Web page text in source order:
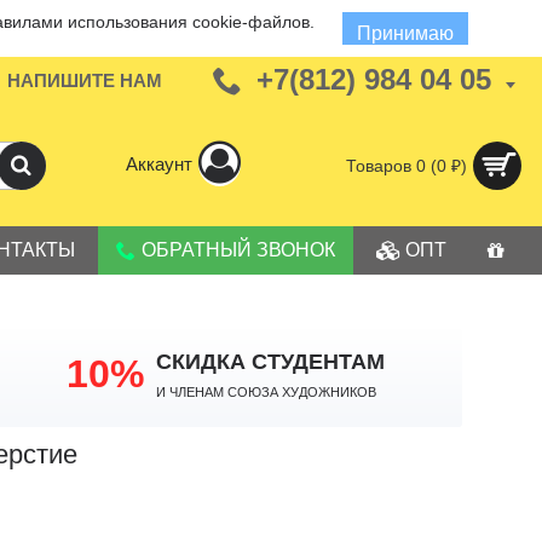
использования cookie-файлов.
Принимаю
НАПИШИТЕ НАМ +7(812) 984 04 05
Аккаунт Товаров 0 (0 ₽)
ОБРАТНЫЙ ЗВОНОК ОПТ
10% СКИДКА СТУДЕНТАМ
И членам Союза Художников